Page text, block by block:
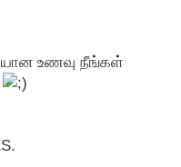
உணவு நீங்கள்